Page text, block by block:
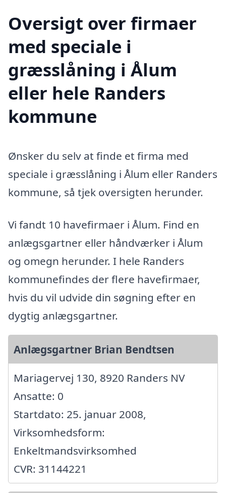
Oversigt over firmaer
med speciale i
græsslåning i Ålum
eller hele Randers
kommune
Ønsker du selv at finde et firma med
speciale i græsslåning i Ålum eller Randers
kommune, så tjek oversigten herunder.
Vi fandt 10 havefirmaer i Ålum. Find en
anlægsgartner eller håndværker i Ålum
og omegn herunder. I hele Randers
kommunefindes der flere havefirmaer,
hvis du vil udvide din søgning efter en
dygtig anlægsgartner.
Anlægsgartner Brian Bendtsen
Mariagervej 130, 8920 Randers NV
Ansatte: 0
Startdato: 25. januar 2008,
Virksomhedsform:
Enkeltmandsvirksomhed
CVR: 31144221